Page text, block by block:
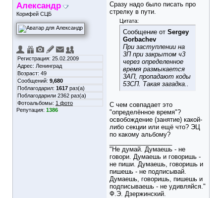
Александр
Корифей СЦБ
Регистрация: 25.02.2009
Адрес: Ленинград
Возраст: 49
Сообщений: 9,680
Поблагодарил: 1617 раз(а)
Поблагодарили 2362 раз(а)
Фотоальбомы: 1 фото
Репутация: 1386
Сразу надо было писать про
стрелку в пути.
Цитата:
Сообщение от Sergey
Gorbachev
При заступлении на
3П при закрытом ч3
через определенное
время размыкается
3АП, пропадают коды
53СП. Такая загадка..
С чем совпадает это
"определённое время"?
освобождение (занятие) какой-
либо секции или ещё что? ЭЦ
по какому альбому?
"Не думай. Думаешь - не
говори. Думаешь и говоришь -
не пиши. Думаешь, говоришь и
пишешь - не подписывай.
Думаешь, говоришь, пишешь и
подписываешь - не удивляйся."
Ф.Э. Дзержинский.